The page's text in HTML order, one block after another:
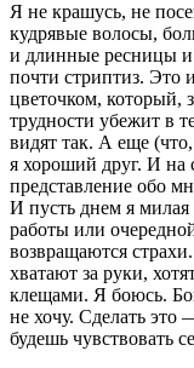
Я не крашусь, не
кудрявые волосы,
и длинные ресницы
почти стриптиз. Это
цветочком,
трудности убежит в
видят так. А еще
я хороший друг. И на
представление обо
И пусть днем я милая
работы или
возвращаются
хватают за руки,
клещами. Я боюсь.
не хочу. Сделать
будешь чувствовать